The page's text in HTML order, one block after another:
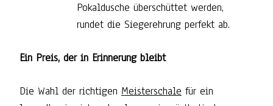
Pokaldusche überschüttet werden,
rundet die Siegerehrung perfekt ab.
Ein Preis, der in Erinnerung bleibt
Die Wahl der richtigen Meisterschale für ein